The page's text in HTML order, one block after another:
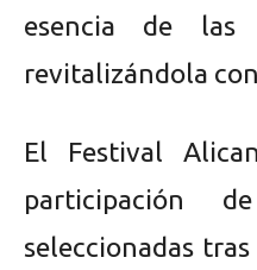
esencia de las
revitalizándola
El Festival
participación
seleccionadas